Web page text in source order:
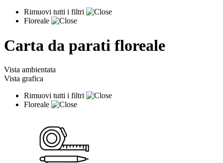
Rimuovi tutti i filtri
Floreale
Carta da parati floreale
Vista ambientata
Vista grafica
Rimuovi tutti i filtri
Floreale